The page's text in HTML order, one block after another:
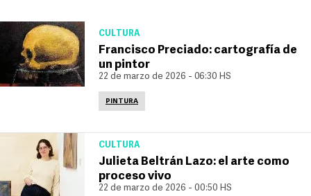
CULTURA
Francisco Preciado: cartografía de
un pintor
22 de marzo de 2026 - 06:30 HS
PINTURA
CULTURA
Julieta Beltrán Lazo: el arte como
proceso vivo
22 de marzo de 2026 - 00:50 HS